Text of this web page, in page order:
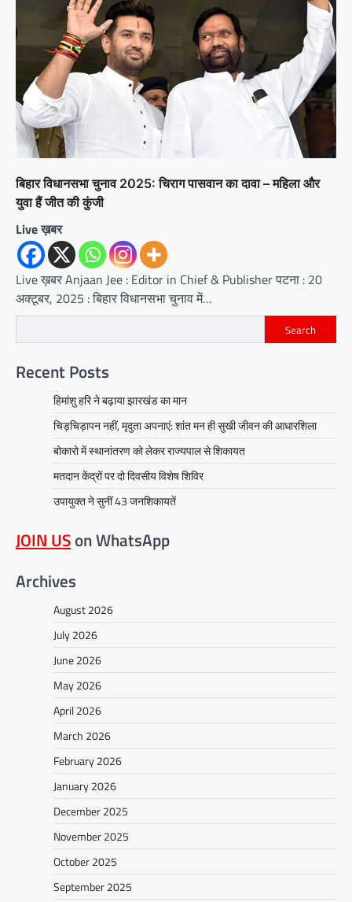
बिहार विधानसभा चुनाव 2025: चिराग पासवान का दावा – महिला और
युवा हैं जीत की कुंजी
Live ख़बर
Live ख़बर Anjaan Jee : Editor in Chief & Publisher पटना : 20
अक्टूबर, 2025 : बिहार विधानसभा चुनाव में…
Search
Recent Posts
हिमांशु हरि ने बढ़ाया झारखंड का मान
चिड़चिड़ापन नहीं, मृदुता अपनाएं: शांत मन ही सुखी जीवन की आधारशिला
बोकारो में स्थानांतरण को लेकर राज्यपाल से शिकायत
मतदान केंद्रों पर दो दिवसीय विशेष शिविर
उपायुक्त ने सुनीं 43 जनशिकायतें
JOIN USon WhatsApp
Archives
August 2026
July 2026
June 2026
May 2026
April 2026
March 2026
February 2026
January 2026
December 2025
November 2025
October 2025
September 2025